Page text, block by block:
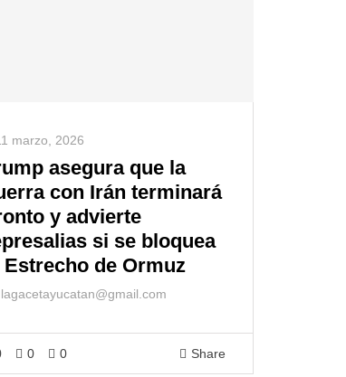
marzo, 2026
asegura que la
con Irán terminará
y advierte
si se bloquea
Estrecho de Ormuz
lagacetayucatan@gmail.com
0 0 Share